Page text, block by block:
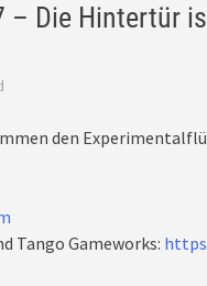
– Die Hintertür
den
Tango Gameworks: